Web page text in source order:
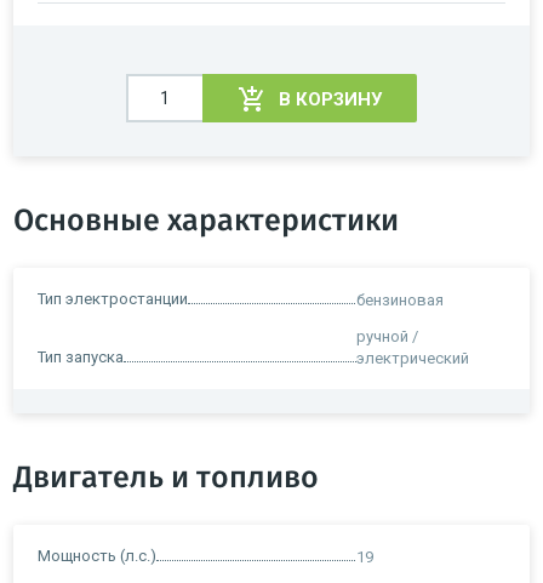
В КОРЗИНУ
Основные характеристики
Тип электростанции бензиновая
Тип запуска
ручной /
электрический
Двигатель и топливо
Мощность (л.с.) 19